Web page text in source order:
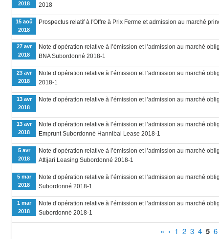
2018
2018
15 aoû
2018
Prospectus relatif à l'Offre à Prix Ferme et admission au marché
27 avr
2018
Note d’opération relative à l’émission et l’admission au marché
BNA Subordonné 2018-1
23 avr
2018
Note d’opération relative à l’émission et l’admission au marché
2018-1
13 avr
2018
Note d’opération relative à l’émission et l’admission au marché
13 avr
2018
Note d’opération relative à l’émission et l’admission au marché
Emprunt Subordonné Hannibal Lease 2018-1
5 avr
2018
Note d’opération relative à l’émission et l’admission au marché
Attijari Leasing Subordonné 2018-1
5 mar
2018
Note d’opération relative à l’émission et l’admission au marché
Subordonné 2018-1
1 mar
2018
Note d’opération relative à l’émission et l’admission au marché
Subordonné 2018-1
« ‹ 1 2 3 4 5 6